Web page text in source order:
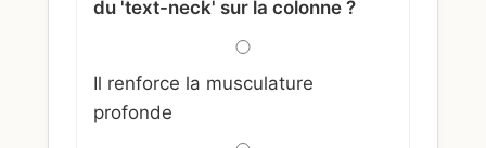
du 'text-neck' sur la colonne ?
Il renforce la musculature
profonde